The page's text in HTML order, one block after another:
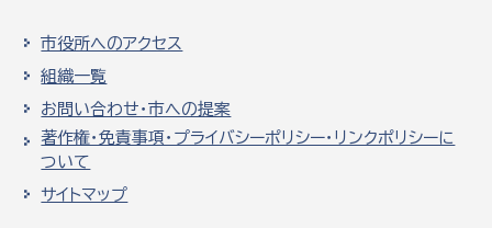
市役所へのアクセス
組織一覧
お問い合わせ・市への提案
著作権・免責事項・プライバシーポリシー・リンクポリシーに
ついて
サイトマップ